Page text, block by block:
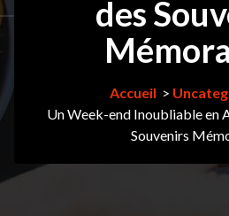
des
Accueil >
Un Week-end Inoubliable en
Souvenirs